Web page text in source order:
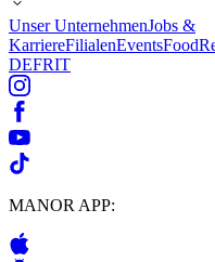
Unser UnternehmenJobs &
KarriereFilialenEventsFood
DEFRIT
MANOR APP: